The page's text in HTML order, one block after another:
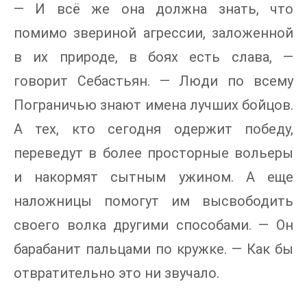
— И всё же она должна знать, что
помимо звериной агрессии, заложенной
в их природе, в боях есть слава, —
говорит Себастьян. — Люди по всему
Пограничью знают имена лучших бойцов.
А тех, кто сегодня одержит победу,
переведут в более просторные вольеры
и накормят сытным ужином. А еще
наложницы помогут им высвободить
своего волка другими способами. — Он
барабанит пальцами по кружке. — Как бы
отвратительно это ни звучало.